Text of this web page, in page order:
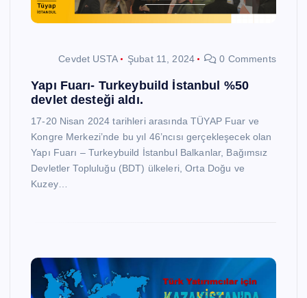
Cevdet USTA Şubat 11, 2024 0 Comments
Yapı Fuarı- Turkeybuild İstanbul %50
devlet desteği aldı.
17-20 Nisan 2024 tarihleri arasında TÜYAP Fuar ve
Kongre Merkezi’nde bu yıl 46’ncısı gerçekleşecek olan
Yapı Fuarı – Turkeybuild İstanbul Balkanlar, Bağımsız
Devletler Topluluğu (BDT) ülkeleri, Orta Doğu ve
Kuzey…